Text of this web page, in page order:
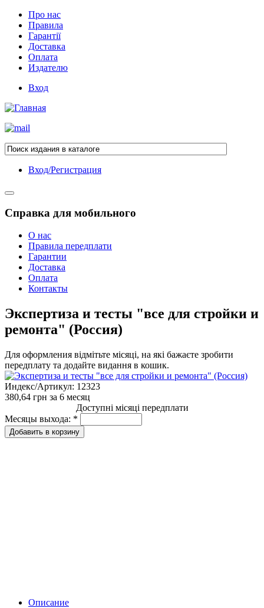
Про нас
Правила
Гарантії
Доставка
Оплата
Издателю
Вход
Вход/Регистрация
Справка для мобильного
О нас
Правила передплати
Гарантии
Доставка
Оплата
Контакты
Экспертиза и тесты "все для стройки и
ремонта" (Россия)
Для оформления відмітьте місяці, на які бажаєте зробити
передплату та додайте видання в кошик.
Индекс/Артикул: 12323
380,64 грн за 6 месяц
Доступні місяці передплати
Месяцы выхода: *
Описание